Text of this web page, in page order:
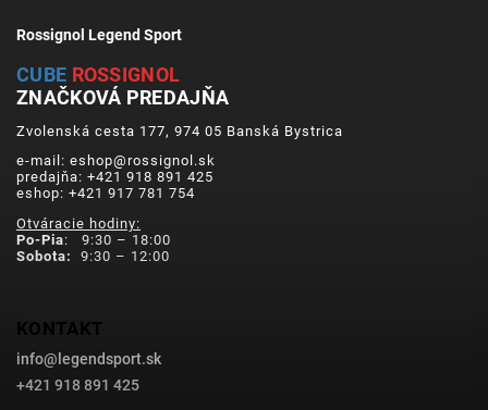
Rossignol Legend Sport
CUBE ROSSIGNOL
ZNAČKOVÁ PREDAJŇA
Zvolenská cesta 177, 974 05 Banská Bystrica
e-mail: eshop@rossignol.sk
predajňa: +421 918 891 425
eshop: +421 917 781 754
Otváracie hodiny:
Po-Pia: 9:30 – 18:00
Sobota:
9:30 – 12:00
KONTAKT
info@ legendsport.sk
+421 918 891 425